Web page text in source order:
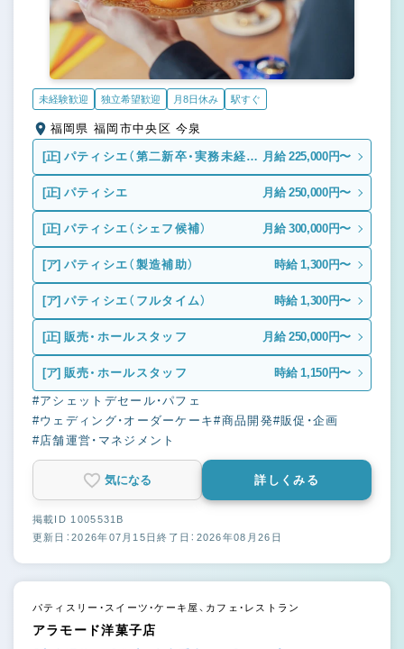
未経験歓迎 独立希望歓迎 月8日休み 駅すぐ
福岡県 福岡市中央区 今泉
[正] パティシエ（第二新卒・実務未経
験）
月給 225,000円〜
[正] パティシエ 月給 250,000円〜
[正] パティシエ（シェフ候補） 月給 300,000円〜
[ア] パティシエ（製造補助） 時給 1,300円〜
[ア] パティシエ（フルタイム） 時給 1,300円〜
[正] 販売・ホールスタッフ 月給 250,000円〜
[ア] 販売・ホールスタッフ 時給 1,150円〜
#アシェットデセール・パフェ
#ウェディング・オーダーケーキ#商品開発#販促・企画
#店舗運営・マネジメント
気になる 詳しくみる
掲載ID 1005531B
更新日：2026年07月15日終了日：2026年08月26日
パティスリー・スイーツ・ケーキ屋、カフェ・レストラン
アラモード洋菓子店